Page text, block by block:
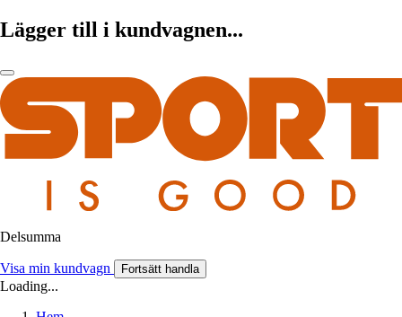
Lägger till i kundvagnen...
Delsumma
Visa min kundvagn Fortsätt handla
Loading...